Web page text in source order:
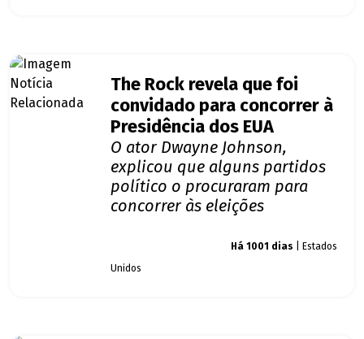
The Rock revela que foi
convidado para concorrer à
Presidência dos EUA
O ator Dwayne Johnson,
explicou que alguns partidos
político o procuraram para
concorrer às eleições
Há 1001 dias | Estados
Unidos